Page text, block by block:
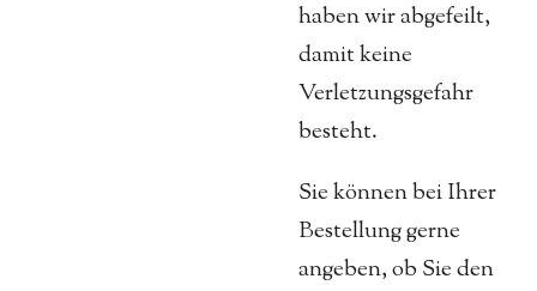
haben wir abgefeilt,
damit keine
Verletzungsgefahr
besteht.
Sie können bei Ihrer
Bestellung gerne
angeben, ob Sie den